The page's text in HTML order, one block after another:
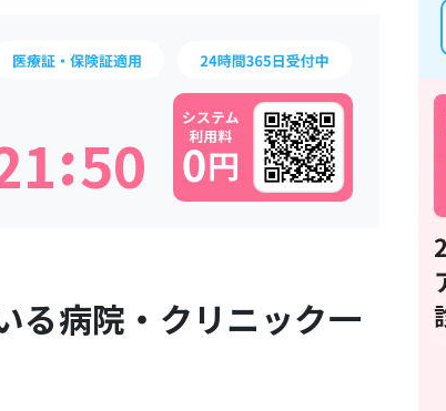
1 50
:
る病院・クリニック一